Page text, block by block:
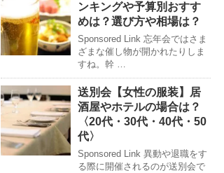
ンキングや予算別おすす
めは？選び方や相場は？
Sponsored Link 忘年会ではさま
ざまな催し物が開かれたりしま
すね。幹 …
送別会【女性の服装】居
酒屋やホテルの場合は？
〈20代・30代・40代・50
代〉
Sponsored Link 異動や退職をす
る際に開催されるのが送別会で